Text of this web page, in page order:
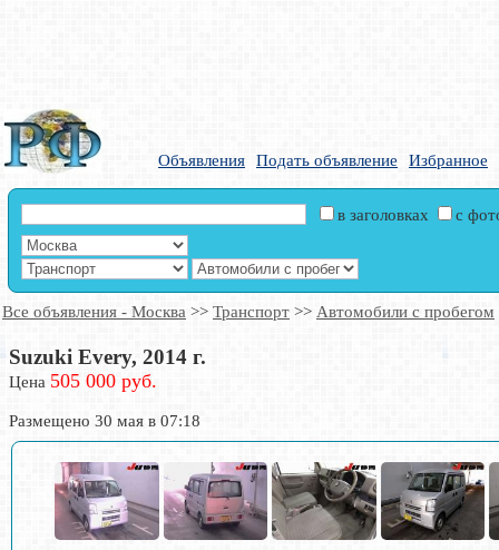
Объявления Подать объявление Избранное
в заголовках с
Все объявления - Москва >> Транспорт >> Автомобили с пробегом
Suzuki Every, 2014 г.
Цена 505 000 руб.
Размещено 30 мая в 07:18